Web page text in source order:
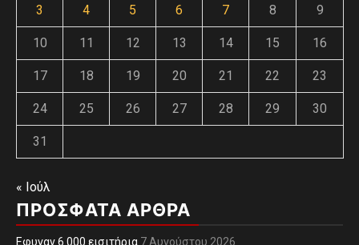
3 4 5 6 7 8 9
10 11 12 13 14 15 16
17 18 19 20 21 22 23
24 25 26 27 28 29 30
31
« Ιούλ
ΠΡΌΣΦΑΤΑ ΆΡΘΡΑ
Εφυγαν 6.000 εισιτήρια 7 Αυγούστου 2026